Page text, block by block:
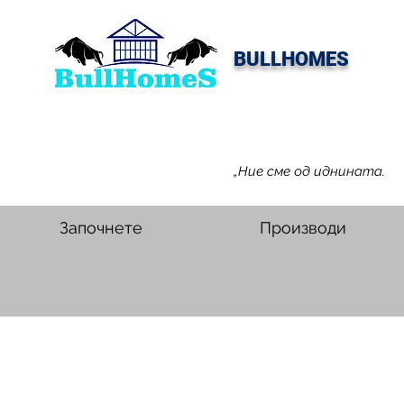
BULLHOMES
„Ние сме од иднината.
Започнете Производи